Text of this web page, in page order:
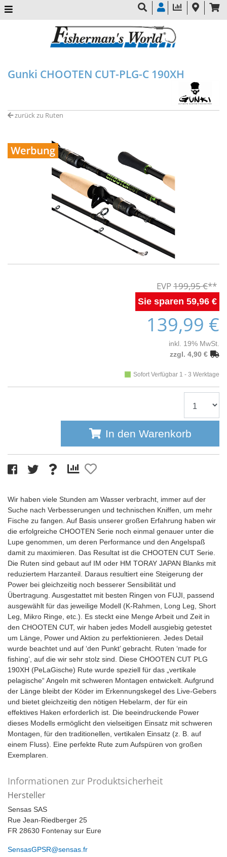
Gunki CHOOTEN CUT-PLG-C 190XH
zurück zu Ruten
199,95 €
59,96 €
139,99 €
inkl. 19% MwSt.
zzgl. 4,90 €
Sofort Verfügbar 1 - 3 Werktage
In den Warenkorb
Wir haben viele Stunden am Wasser verbracht, immer auf der
Suche nach Verbesserungen und technischen Kniffen, um mehr
Fische zu fangen. Auf Basis unserer großen Erfahrung haben wir
die erfolgreiche CHOOTEN Serie noch einmal genauer unter die
Lupe genommen, um deren Performance und den Angelspaß
damit zu maximieren. Das Resultat ist die CHOOTEN CUT Serie.
Die Ruten sind gebaut auf IM oder HM TORAY JAPAN Blanks mit
reduziertem Harzanteil. Daraus resultiert eine Steigerung der
Power bei gleichzeitig noch besserer Sensibilität und
Übertragung. Ausgestattet mit besten Ringen von FUJI, passend
ausgewählt für das jeweilige Modell (K-Rahmen, Long Leg, Short
Leg, Mikro Ringe, etc.). Es steckt eine Menge Arbeit und Zeit in
den CHOOTEN CUT, wir haben jedes Modell ausgiebig getestet
um Länge, Power und Aktion zu perfektionieren. Jedes Detail
wurde beachtet und auf ‘den Punkt’ gebracht. Ruten ‘made for
fishing’, auf die wir sehr stolz sind. Diese CHOOTEN CUT PLG
190XH (PeLaGische) Rute wurde speziell für das „vertikale
pelagische“ Angeln mit schweren Montagen entwickelt. Aufgrund
der Länge bleibt der Köder im Erkennungskegel des Live-Gebers
und bietet gleichzeitig den nötigen Hebelarm, der für ein
effektives Haken erforderlich ist. Die beeindruckende Power
dieses Modells ermöglicht den vielseitigen Einsatz mit schweren
Montagen, für den traditionellen, vertikalen Einsatz (z. B. auf
einem Fluss). Eine perfekte Rute zum Aufspüren von großen
Exemplaren.
Informationen zur Produktsicherheit
Hersteller
Sensas SAS
Rue Jean-Riedberger 25
FR 28630 Fontenay sur Eure
SensasGPSR@sensas.fr